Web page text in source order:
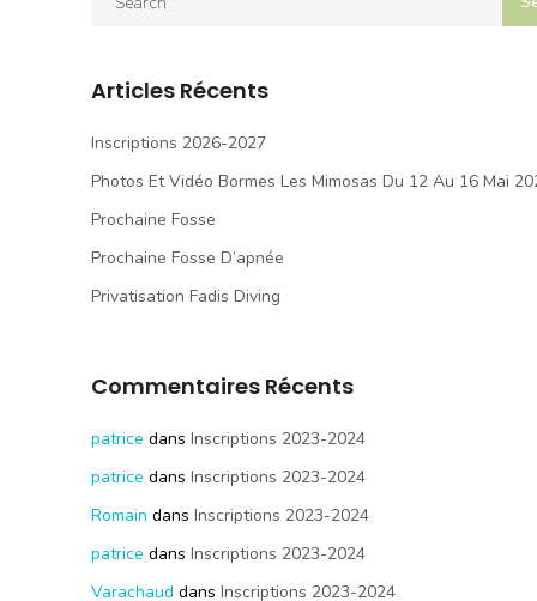
Articles Récents
Inscriptions 2026-2027
Photos Et Vidéo Bormes Les Mimosas Du 12 Au 16 Mai
Prochaine Fosse
Prochaine Fosse D’apnée
Privatisation Fadis Diving
Commentaires Récents
patrice dans Inscriptions 2023-2024
patrice dans Inscriptions 2023-2024
Romain dans Inscriptions 2023-2024
patrice dans Inscriptions 2023-2024
Varachaud dans Inscriptions 2023-2024